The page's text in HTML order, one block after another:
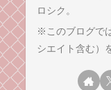
ロシク。
※このブログで
シエイト含む）